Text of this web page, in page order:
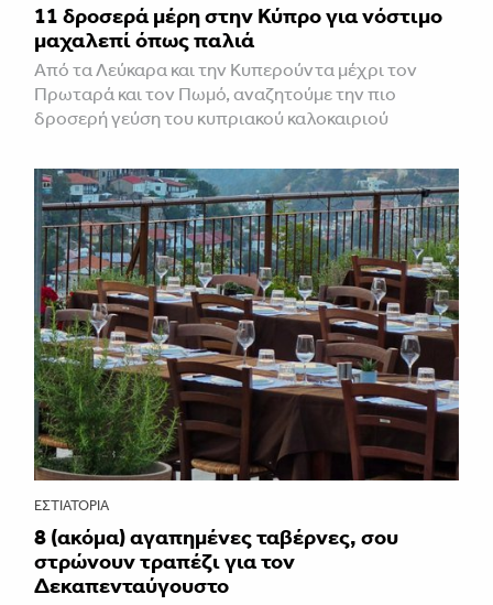
11 δροσερά μέρη στην Κύπρο για νόστιμο
μαχαλεπί όπως παλιά
Από τα Λεύκαρα και την Κυπερούντα μέχρι τον
Πρωταρά και τον Πωμό, αναζητούμε την πιο
δροσερή γεύση του κυπριακού καλοκαιριού
ΕΣΤΙΑΤΌΡΙΑ
8 (ακόμα) αγαπημένες ταβέρνες, σου
στρώνουν τραπέζι για τον
Δεκαπενταύγουστο